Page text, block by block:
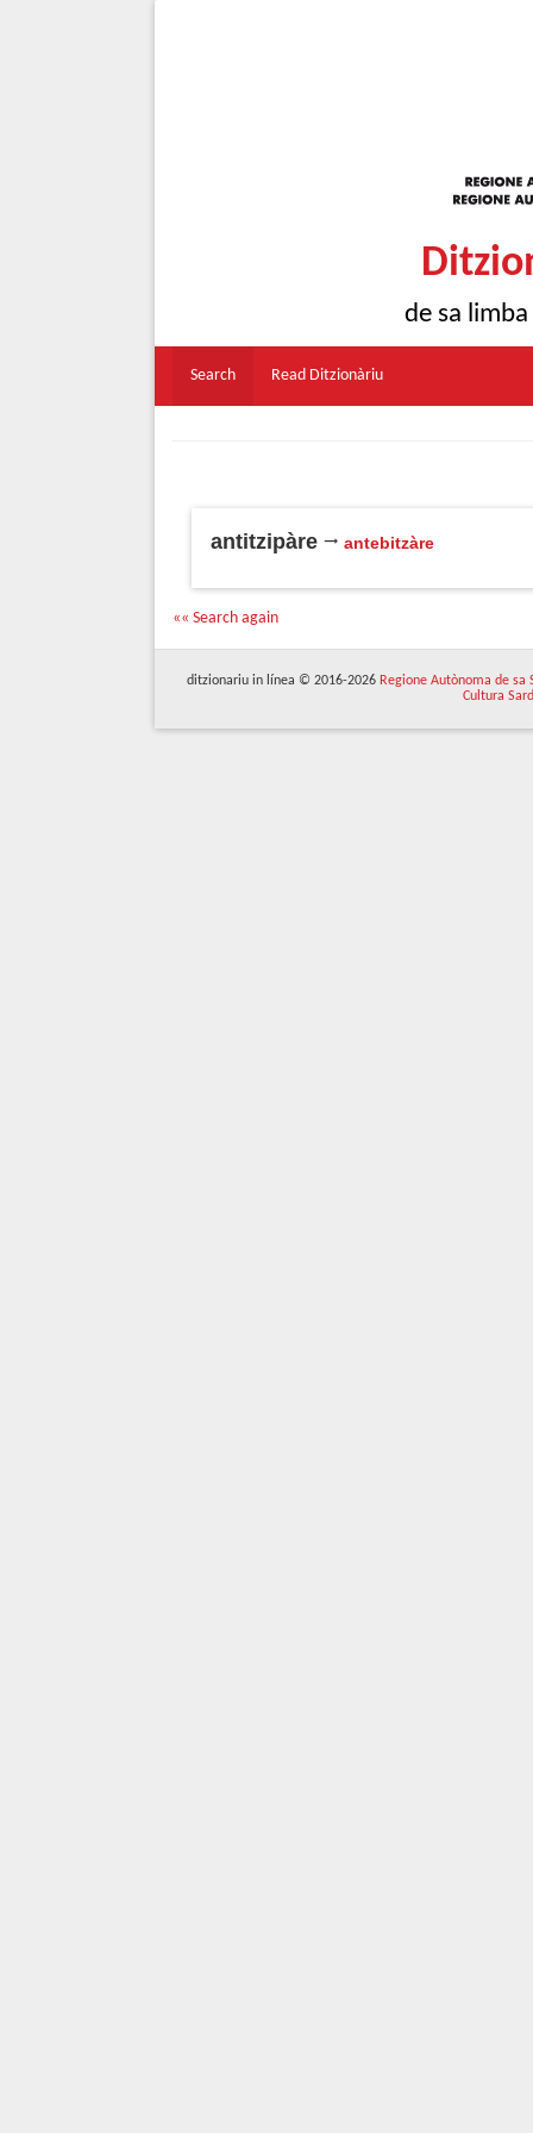
de sa
Search Read Ditzionàriu
antitzipàre antebitzàre
«« Search again
ditzionariu in línea © 2016-2026 Regione Autònoma de sa
Cultura